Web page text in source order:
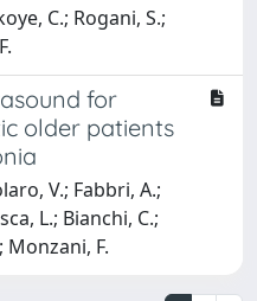
C.; Rogani, S.;
for
older patients
V.; Fabbri, A.;
L.; Bianchi, C.;
Monzani, F.